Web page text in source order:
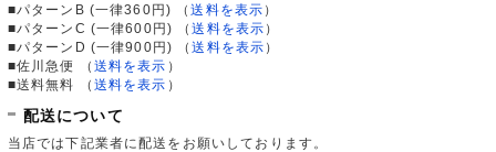
■パターンB (一律360円)
（送料を表示 ）
■パターンC (一律600円)
（送料を表示 ）
■パターンD (一律900円)
（送料を表示 ）
■佐川急便
（ 送料を表示 ）
■送料無料
（ 送料を表示 ）
配送について
当店では下記業者に配送をお願いしております。